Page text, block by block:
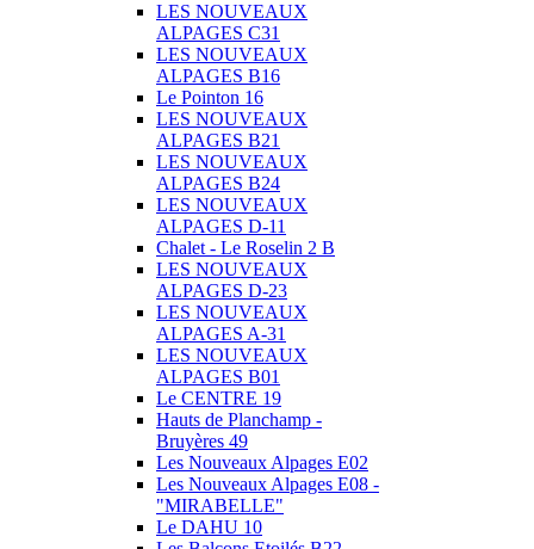
LES NOUVEAUX
ALPAGES C31
LES NOUVEAUX
ALPAGES B16
Le Pointon 16
LES NOUVEAUX
ALPAGES B21
LES NOUVEAUX
ALPAGES B24
LES NOUVEAUX
ALPAGES D-11
Chalet - Le Roselin 2 B
LES NOUVEAUX
ALPAGES D-23
LES NOUVEAUX
ALPAGES A-31
LES NOUVEAUX
ALPAGES B01
Le CENTRE 19
Hauts de Planchamp -
Bruyères 49
Les Nouveaux Alpages E02
Les Nouveaux Alpages E08 -
"MIRABELLE"
Le DAHU 10